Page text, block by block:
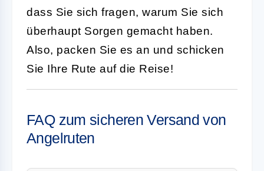
dass Sie sich fragen, warum Sie sich
überhaupt Sorgen gemacht haben.
Also, packen Sie es an und schicken
Sie Ihre Rute auf die Reise!
FAQ zum sicheren Versand von
Angelruten